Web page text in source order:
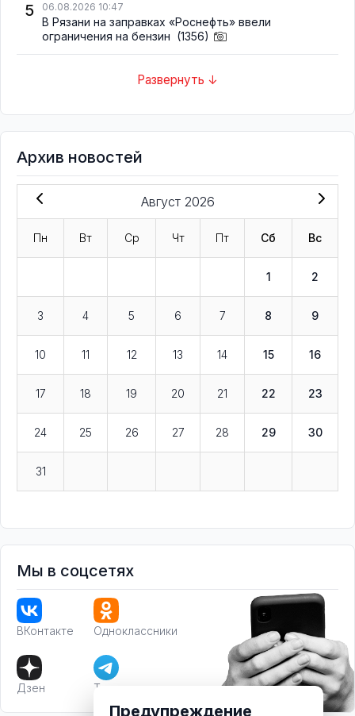
5 06.08.2026 10:47
В Рязани на заправках «Роснефть» ввели
ограничения на бензин (1356)
Развернуть ↓
Архив новостей
Август 2026
Пн Вт Ср Чт Пт Сб Вс
1 2
3 4 5 6 7 8 9
10 11 12 13 14 15 16
17 18 19 20 21 22 23
24 25 26 27 28 29 30
31
Мы в соцсетях
ВКонтакте Одноклассники
Дзен Телеграм
Предупреждение